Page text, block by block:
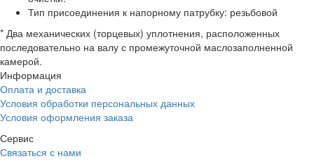
Тип присоединения к напорному патрубку: резьбовой
* Два механических (торцевых) уплотнения, расположенных
последовательно на валу с промежуточной маслозаполненной
камерой.
Информация
Оплата и доставка
Условия обработки персональных данных
Условия оформления заказа
Сервис
Связаться с нами